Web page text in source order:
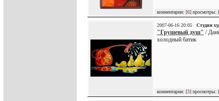
комментарии: [6] просмотры: [
2007-06-16 20:05 Студия
"Грушевый душ" /
холодный батик
комментарии: [3] просмотры: [